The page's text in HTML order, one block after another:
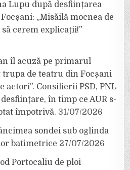
Lupu după desființarea
„Misăilă mocnea de
cerem explicații!”
îl acuză pe primarul
trupa de teatru din Focșani
actori”. Consilierii PSD, PNL
în timp ce AUR s-
împotrivă. 31/07/2026
sondei sub oglinda
batimetrice 27/07/2026
Portocaliu de ploi